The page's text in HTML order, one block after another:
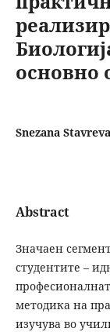
основно
Snezana
Abstract
Значаен
студентите –
методика на
изучува во